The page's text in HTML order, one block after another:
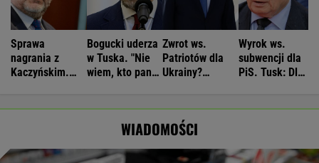
Sprawa
nagrania z
Kaczyńskim.
Bogucki uderza
w Tuska. "Nie
wiem, kto panu
Zwrot ws.
Patriotów dla
Ukrainy?
Wyrok ws.
subwencji dla
PiS. Tusk: Dla
WIADOMOŚCI